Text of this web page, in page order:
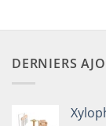
DERNIERS